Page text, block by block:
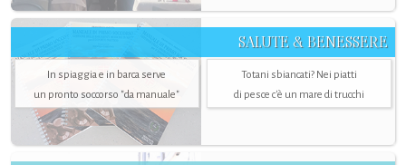
SALUTE & BENESSERE
In spiaggia e in barca serve
un pronto soccorso "da manuale"
Totani sbiancati? Nei piatti
di pesce c'è un mare di trucchi